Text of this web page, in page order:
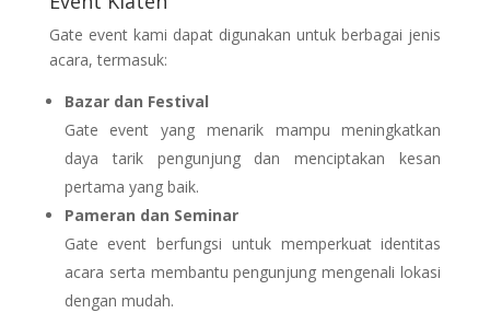
Gate event kami dapat digunakan untuk berbagai jenis
acara, termasuk:
Bazar dan Festival
Gate event yang menarik mampu meningkatkan
daya tarik pengunjung dan menciptakan kesan
pertama yang baik.
Pameran dan Seminar
Gate event berfungsi untuk memperkuat identitas
acara serta membantu pengunjung mengenali lokasi
dengan mudah.